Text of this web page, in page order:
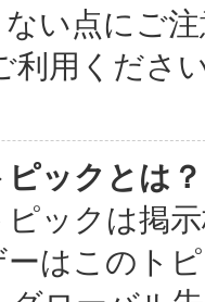
い点にご
利用くださ
ックとは？
ックは掲
はこのト